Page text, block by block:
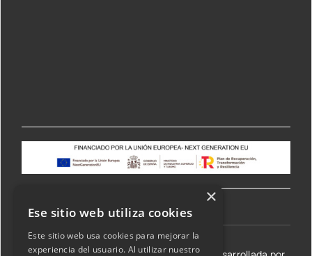
×
Ese sitio web utiliza cookies
Este sitio web usa cookies para mejorar la
experiencia del usuario. Al utilizar nuestro